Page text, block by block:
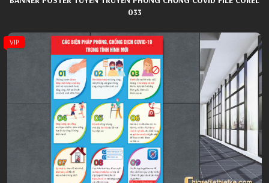
033
VIP